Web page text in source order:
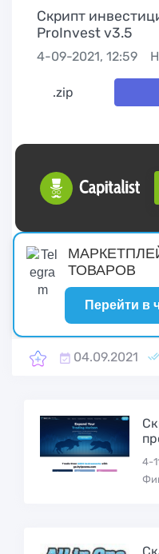
Скрипт
ProInvest v3.5
4-09-2021, 12:59
.zip
ТОВАРОВ
Перейти в
04.09.2021
4-